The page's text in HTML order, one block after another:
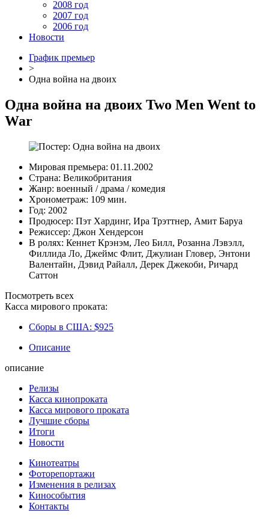
2008 год
2007 год
2006 год
Новости
График премьер
>
Одна война на двоих
Одна война на двоих Two Men Went to
War
Мировая премьера: 01.11.2002
Страна: Великобритания
Жанр: военный / драма /комедия
Хронометраж: 109 мин.
Год: 2002
Продюсер: Пэт Хардинг, Ира Трэттнер, Амит Баруа
Режиссер: Джон Хендерсон
В ролях: Кеннет Крэнэм, Лео Билл, Розанна Лэвэлл,
Филлида Ло, Джеймс Флит, Джулиан Гловер, Энтони
Валентайн, Дэвид Райалл, Дерек Джекоби, Ричард
Саттон
Посмотреть всех
Касса мирового проката:
Сборы в США: $925
Описание
описание
Релизы
Касса кинопроката
Касса мирового проката
Лучшие сборы
Итоги
Новости
Кинотеатры
Фоторепортажи
Изменения в релизах
Кинособытия
Контакты